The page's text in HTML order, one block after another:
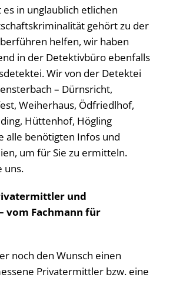
in unglaublich etlichen
gehört zu der
helfen, wir haben
in der Detektivbüro ebenfalls
Wir von der Detektei
– Dürnsricht,
Weiherhaus, Ödfriedlhof,
Hüttenhof, Högling
alle benötigten Infos und
um für Sie zu ermitteln.
uns.
und
vom Fachmann für
noch den Wunsch einen
Privatermittler bzw. eine